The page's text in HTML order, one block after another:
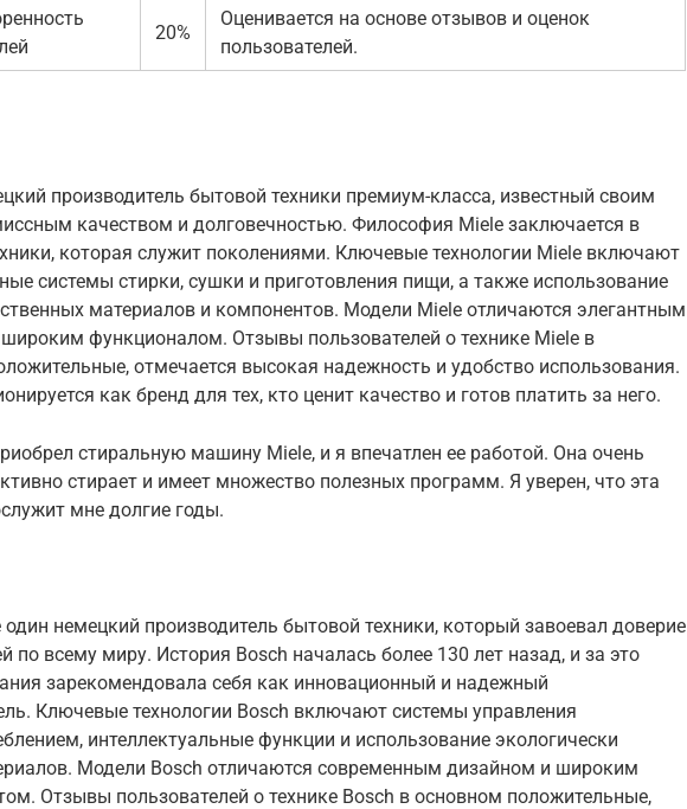
20%
Оценивается на основе отзывов и оценок
пользователей.
производитель бытовой техники премиум-класса, известный своим
качеством и долговечностью. Философия Miele заключается в
которая служит поколениями. Ключевые технологии Miele включают
системы стирки, сушки и приготовления пищи, а также использование
материалов и компонентов. Модели Miele отличаются элегантным
функционалом. Отзывы пользователей о технике Miele в
отмечается высокая надежность и удобство использования.
как бренд для тех, кто ценит качество и готов платить за него.
стиральную машину Miele, и я впечатлен ее работой. Она очень
стирает и имеет множество полезных программ. Я уверен, что эта
мне долгие годы.
немецкий производитель бытовой техники, который завоевал доверие
по всему миру. История Bosch началась более 130 лет назад, и за это
зарекомендовала себя как инновационный и надежный
Ключевые технологии Bosch включают системы управления
интеллектуальные функции и использование экологически
Модели Bosch отличаются современным дизайном и широким
Отзывы пользователей о технике Bosch в основном положительные,